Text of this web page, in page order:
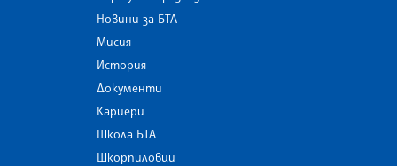
Новини за БТА
Мисия
История
Документи
Кариери
Школа БТА
Шкорпиловци